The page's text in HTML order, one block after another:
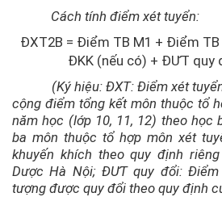
Cách tính điểm xét tuyển:
ĐXT2B = Điểm TB M1 + Điểm
ĐKK (nếu có) + ĐƯT quy
(Ký hiệu: ĐXT: Điểm xét tuyển;
cộng điểm tổng kết môn thuộc tổ
năm học (lớp 10, 11, 12) theo học
ba môn thuộc tổ hợp môn xét
khuyến khích theo quy định
Dược Hà Nội; ĐƯT quy đổi:
tượng được quy đổi theo quy định